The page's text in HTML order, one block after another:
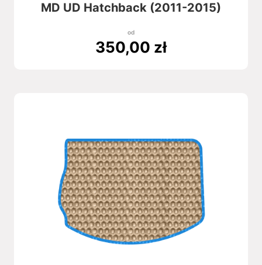
MD UD Hatchback (2011-2015)
od
350,00 zł